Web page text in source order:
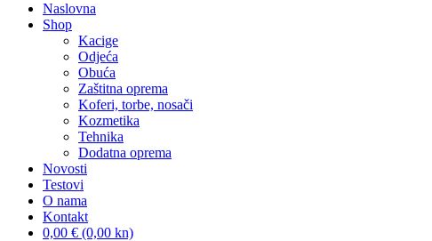
Naslovna
Shop
Kacige
Odjeća
Obuća
Zaštitna oprema
Koferi, torbe, nosači
Kozmetika
Tehnika
Dodatna oprema
Novosti
Testovi
O nama
Kontakt
0,00 € (0,00 kn)